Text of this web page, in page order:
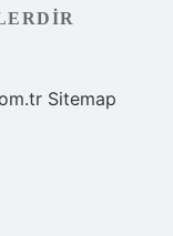
Sitemap